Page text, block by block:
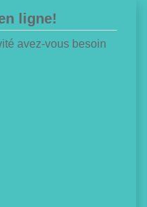
ligne!
avez-vous besoin